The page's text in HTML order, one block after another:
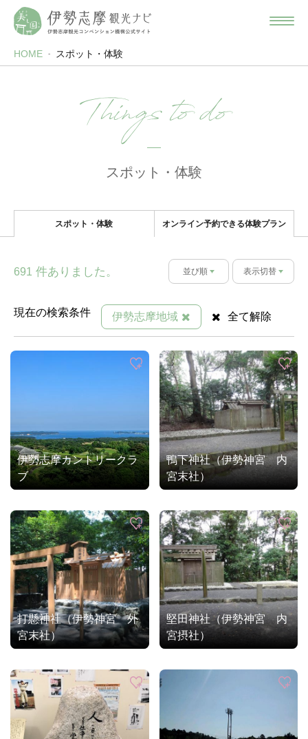
HOME スポット・体験
Things to do
スポット・体験
スポット・体験 オンライン予約できる体験プラン
691 件ありました。 並び順 表示切替
現在の検索条件 伊勢志摩地域 全て解除
伊勢志摩カントリークラ
ブ
鴨下神社（伊勢神宮 内
宮末社）
打懸神社（伊勢神宮 外
宮末社）
堅田神社（伊勢神宮 内
宮摂社）